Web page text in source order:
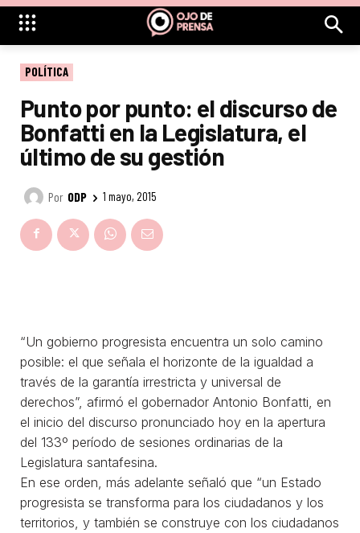
POLÍTICA
Punto por punto: el discurso de
Bonfatti en la Legislatura, el
último de su gestión
Por ODP 1 mayo, 2015
“Un gobierno progresista encuentra un solo camino
posible: el que señala el horizonte de la igualdad a
través de la garantía irrestricta y universal de
derechos”, afirmó el gobernador Antonio Bonfatti, en
el inicio del discurso pronunciado hoy en la apertura
del 133º período de sesiones ordinarias de la
Legislatura santafesina.
En ese orden, más adelante señaló que “un Estado
progresista se transforma para los ciudadanos y los
territorios, y también se construye con los ciudadanos